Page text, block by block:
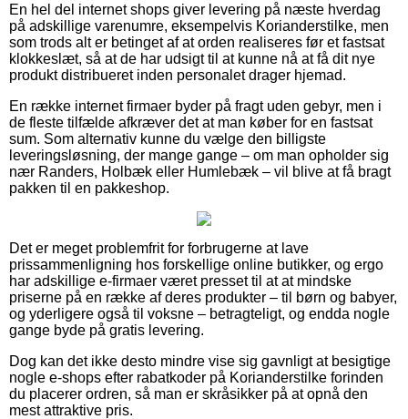
En hel del internet shops giver levering på næste hverdag
på adskillige varenumre, eksempelvis Korianderstilke, men
som trods alt er betinget af at orden realiseres før et fastsat
klokkeslæt, så at de har udsigt til at kunne nå at få dit nye
produkt distribueret inden personalet drager hjemad.
En række internet firmaer byder på fragt uden gebyr, men i
de fleste tilfælde afkræver det at man køber for en fastsat
sum. Som alternativ kunne du vælge den billigste
leveringsløsning, der mange gange – om man opholder sig
nær Randers, Holbæk eller Humlebæk – vil blive at få bragt
pakken til en pakkeshop.
Det er meget problemfrit for forbrugerne at lave
prissammenligning hos forskellige online butikker, og ergo
har adskillige e-firmaer været presset til at at mindske
priserne på en række af deres produkter – til børn og babyer,
og yderligere også til voksne – betragteligt, og endda nogle
gange byde på gratis levering.
Dog kan det ikke desto mindre vise sig gavnligt at besigtige
nogle e-shops efter rabatkoder på Korianderstilke forinden
du placerer ordren, så man er skråsikker på at opnå den
mest attraktive pris.